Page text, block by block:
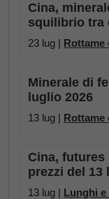
Cina,
squilibrio tra
23 lug | Rottame
Minerale di
luglio 2026
13 lug | Rottame
Cina, futures
prezzi del 13
13 lug | Lunghi